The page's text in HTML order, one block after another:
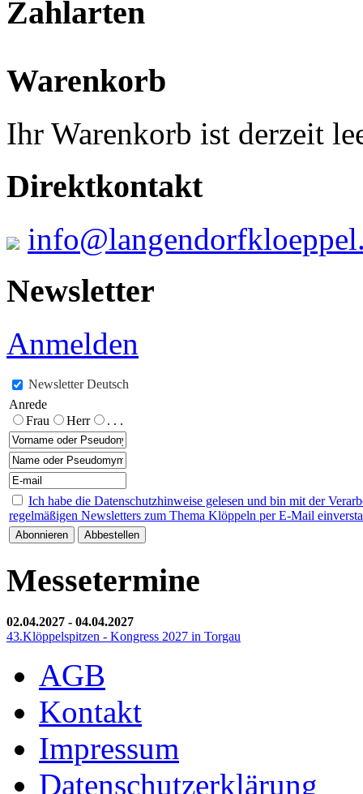
Zahlarten
Warenkorb
Ihr Warenkorb ist derzeit
Direktkontakt
Newsletter
Anmelden
Newsletter Deutsch
Anrede
Frau
Herr . . .
Ich habe die Datenschutzhinweise gelesen und bin mit der
regelmäßigen Newsletters zum Thema Klöppeln per E-Mail
Messetermine
02.04.2027 - 04.04.2027
43.Klöppelspitzen - Kongress 2027 in Torgau
AGB
Kontakt
Impressum
Datenschutzerklärung